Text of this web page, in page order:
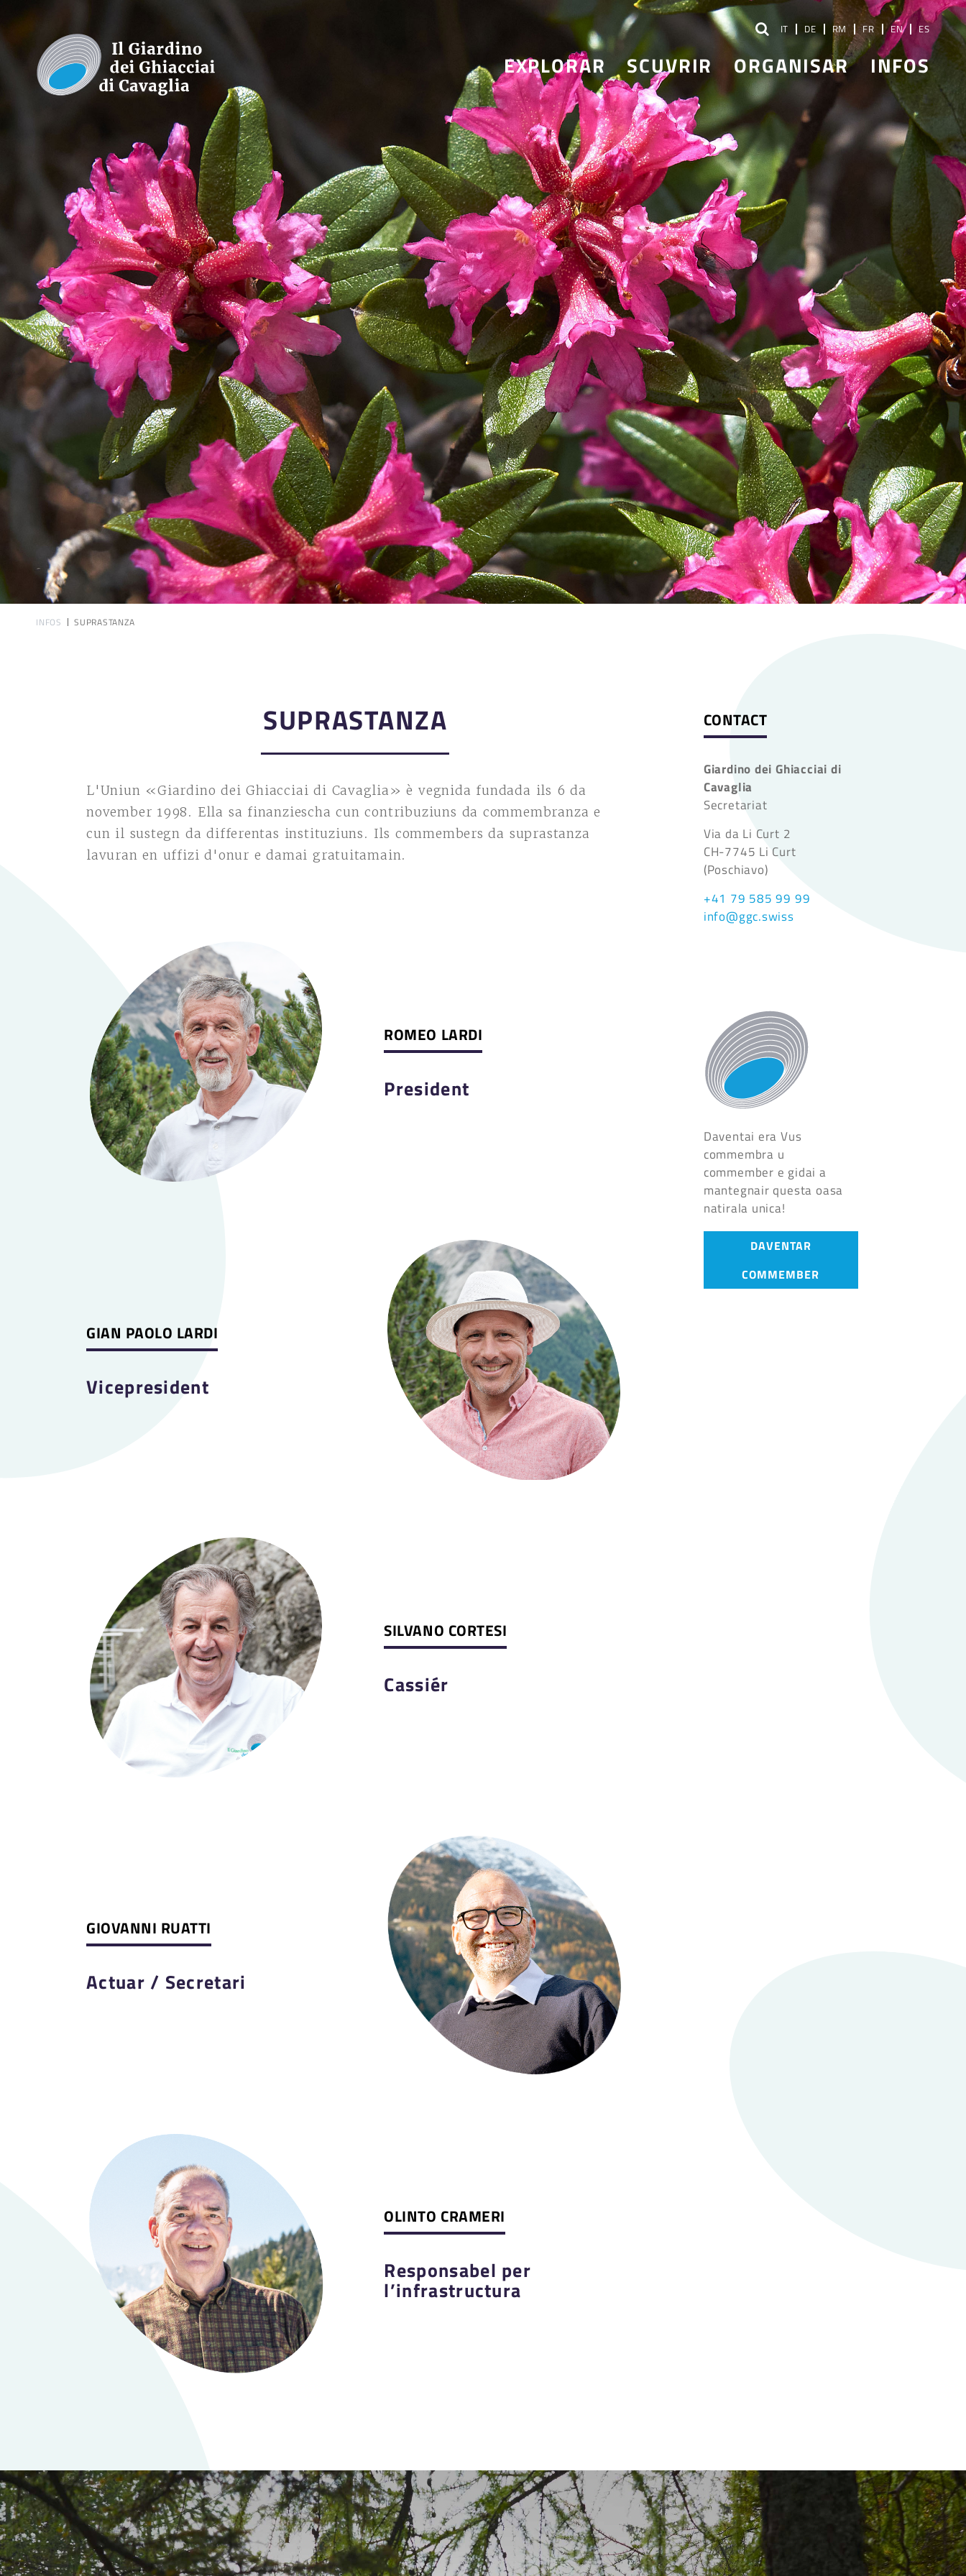
IT DE RM FR EN ES
EXPLORAR SCUVRIR ORGANISAR INFOS
INFOS SUPRASTANZA
SUPRASTANZA
L'Uniun «Giardino dei Ghiacciai di Cavaglia» è vegnida fundada ils 6 da
november 1998. Ella sa finanziescha cun contribuziuns da commembranza e
cun il sustegn da differentas instituziuns. Ils commembers da suprastanza
lavuran en uffizi d'onur e damai gratuitamain.
ROMEO LARDI
President
GIAN PAOLO LARDI
Vicepresident
SILVANO CORTESI
Cassiér
GIOVANNI RUATTI
Actuar / Secretari
OLINTO CRAMERI
Responsabel per
l’infrastructura
CONTACT
Giardino dei Ghiacciai di
Cavaglia
Secretariat
Via da Li Curt 2
CH-7745 Li Curt
(Poschiavo)
+41 79 585 99 99
info@ggc.swiss
Daventai era Vus
commembra u
commember e gidai a
mantegnair questa oasa
natirala unica!
DAVENTAR
COMMEMBER